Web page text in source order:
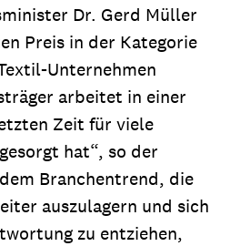
Dr. Gerd Müller
Preis in der Kategorie
Unternehmen
arbeitet in einer
Zeit für viele
hat“, so der
Branchentrend, die
auszulagern und sich
zu entziehen,